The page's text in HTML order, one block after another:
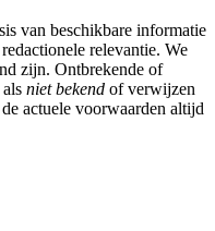
van beschikbare informatie
relevantie. We
zijn. Ontbrekende of
niet bekend of verwijzen
actuele voorwaarden altijd